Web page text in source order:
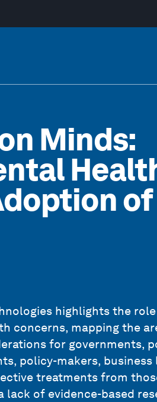
Minds:
of
highlights the
concerns, mapping the
for governments,
policy-makers, business
treatments from
of evidence-based